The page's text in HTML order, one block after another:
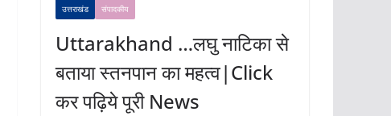
उत्तराखंड संपादकीय
Uttarakhand …लघु नाटिका से
बताया स्तनपान का महत्व|Click
कर पढ़िये पूरी News